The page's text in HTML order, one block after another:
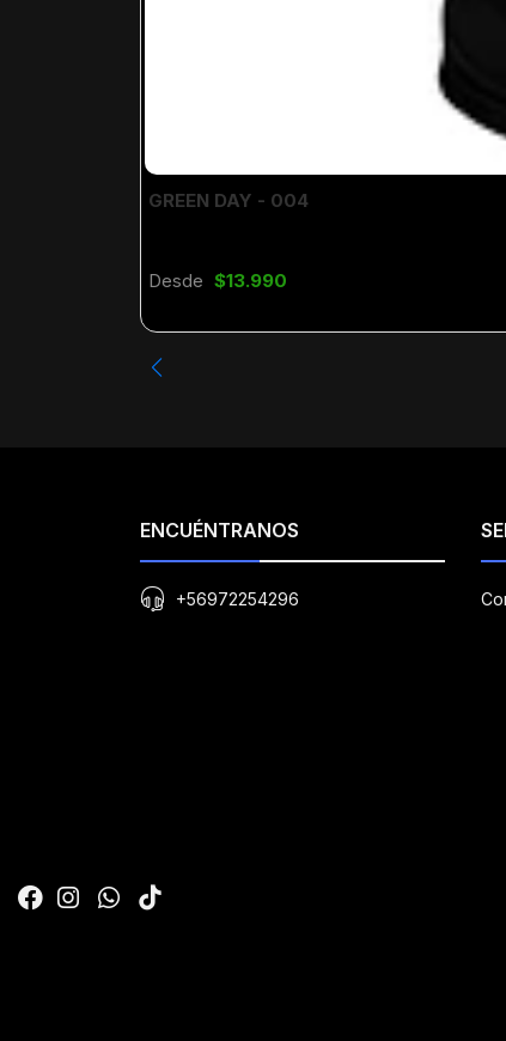
GREEN DAY - 004
Desde $13.990
ENCUÉNTRANOS
+56972254296